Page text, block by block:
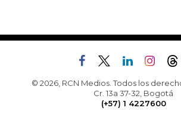
© 2026, RCN Medios. Todos los
Cr. 13a 37-32, Bogotá
(+57) 1 4227600